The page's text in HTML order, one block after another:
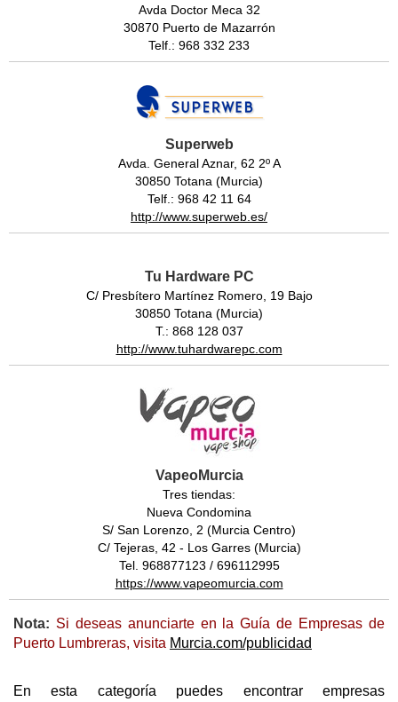
Avda Doctor Meca 32
30870 Puerto de Mazarrón
Telf.: 968 332 233
Superweb
Avda. General Aznar, 62 2º A
30850 Totana (Murcia)
Telf.: 968 42 11 64
http://www.superweb.es/
Tu Hardware PC
C/ Presbítero Martínez Romero, 19 Bajo
30850 Totana (Murcia)
T.: 868 128 037
http://www.tuhardwarepc.com
VapeoMurcia
Tres tiendas:
Nueva Condomina
S/ San Lorenzo, 2 (Murcia Centro)
C/ Tejeras, 42 - Los Garres (Murcia)
Tel. 968877123 / 696112995
https://www.vapeomurcia.com
Nota: Si deseas anunciarte en la Guía de Empresas de
Puerto Lumbreras, visita Murcia.com/publicidad
En esta categoría puedes encontrar empresas